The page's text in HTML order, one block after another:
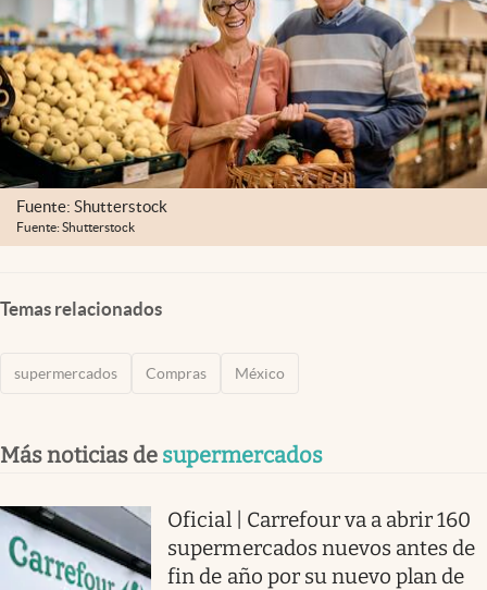
Fuente: Shutterstock
Fuente: Shutterstock
Temas relacionados
supermercados Compras México
Más noticias de supermercados
Oficial | Carrefour va a abrir 160
supermercados nuevos antes de
fin de año por su nuevo plan de